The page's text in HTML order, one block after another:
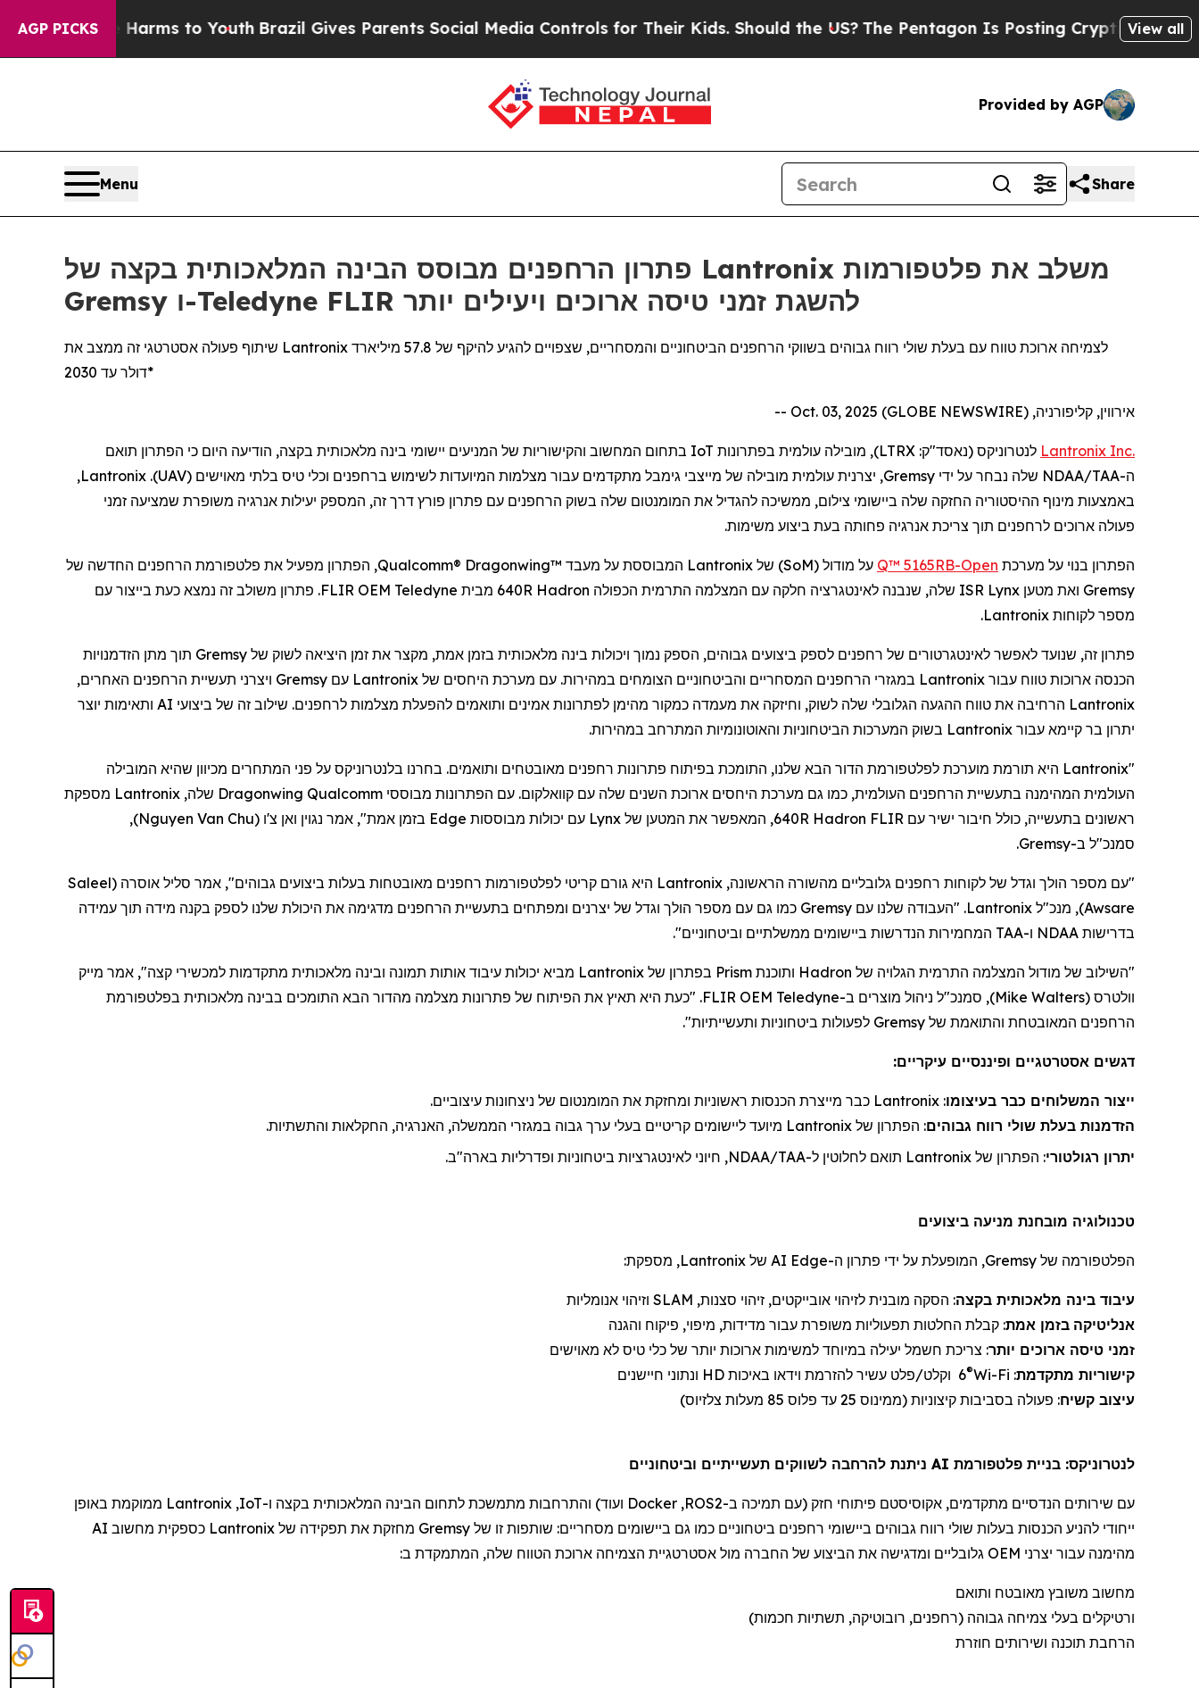
AGP PICKS
Harms to YouthBrazil Gives Parents Social Media Controls for Their Kids. Should the US?The Pentagon Is Posting Cryptic Biblical Messages
View all
Provided by AGP
Menu Share
פתרון הרחפנים מבוסס הבינה המלאכותית בקצה של Lantronix משלב את פלטפורמות
Gremsy ו-Teledyne FLIR להשגת זמני טיסה ארוכים ויעילים יותר
שיתוף פעולה אסטרטגי זה ממצב את Lantronix לצמיחה ארוכת טווח עם בעלת שולי רווח גבוהים בשווקי הרחפנים הביטחוניים והמסחריים, שצפויים להגיע להיקף של 57.8 מיליארד
דולר עד 2030*
אירווין, קליפורניה, Oct. 03, 2025 (GLOBE NEWSWIRE) --
Lantronix Inc. לנטרוניקס (נאסד"ק: LTRX), מובילה עולמית בפתרונות IoT בתחום המחשוב והקישוריות של המניעים יישומי בינה מלאכותית בקצה, הודיעה היום כי הפתרון תואם
ה-
NDAA/TAA שלה נבחר על ידי Gremsy, יצרנית עולמית מובילה של מייצבי גימבל מתקדמים עבור מצלמות המיועדות לשימוש ברחפנים וכלי טיס בלתי מאוישים (UAV
).
Lantronix
,
באמצעות מינוף ההיסטוריה החזקה שלה ביישומי צילום, ממשיכה להגדיל את המומנטום שלה בשוק הרחפנים עם פתרון פורץ דרך זה, המספק יעילות אנרגיה משופרת שמציעה זמני
פעולה ארוכים לרחפנים תוך צריכת אנרגיה פחותה בעת ביצוע משימות.
הפתרון בנוי על מערכת Open
-Q™ 5165RB על מודול (SoM) של Lantronix המבוססת על מעבד Qualcomm® Dragonwing™, הפתרון מפעיל את פלטפורמת הרחפנים החדשה של
Gremsy ואת מטען Lynx
Hadron
Teledyne
FLIR OEM. פתרון משולב זה נמצא כעת בייצור עם
מספר לקוחות Lantronix
.
פתרון זה, שנועד לאפשר לאינטגרטורים של רחפנים לספק ביצועים גבוהים, הספק נמוך ויכולות בינה מלאכותית בזמן אמת, מקצר את זמן היציאה לשוק של Gremsy תוך מתן הזדמנויות
הכנסה ארוכות טווח עבור Lantronix במגזרי הרחפנים המסחריים והביטחוניים הצומחים במהירות. עם מערכת היחסים של Lantronix עם Gremsy ויצרני תעשיית הרחפנים האחרים,
Lantronix הרחיבה את טווח ההגעה הגלובלי שלה לשוק, וחיזקה את מעמדה כמקור מהימן לפתרונות אמינים ותואמים להפעלת מצלמות לרחפנים
. שילוב זה של ביצועי AI ותאימות יוצר
יתרון בר קיימא עבור Lantronix בשוק המערכות הביטחוניות והאוטונומיות המתרחב במהירות.
"
Lantronix היא תורמת מוערכת לפלטפורמת הדור הבא שלנו, התומכת בפיתוח פתרונות רחפנים מאובטחים ותואמים. בחרנו בלנטרוניקס על פני המתחרים מכיוון שהיא המובילה
העולמית המהימנה בתעשיית הרחפנים העולמית, כמו גם מערכת היחסים ארוכת השנים שלה עם קוואלקום. עם הפתרונות מבוססי Qualcomm
Dragonwing שלה, Lantronix מספקת
ראשונים בתעשייה, כולל חיבור ישיר עם FLIR
Hadron
Lynx עם יכולות מבוססות Edge בזמן אמת", אמר נגוין ואן צ'ו (
Nguyen Van Chu
)
,
סמנכ"ל ב-Gremsy
.
"עם מספר הולך וגדל של לקוחות רחפנים גלובליים מהשורה הראשונה, Lantronix היא גורם קריטי לפלטפורמות רחפנים מאובטחות בעלות ביצועים גבוהים", אמר סליל אוסרה (
Saleel
Awsare
), מנכ"ל Lantronix. "העבודה שלנו עם Gremsy כמו גם עם מספר הולך וגדל של יצרנים ומפתחים בתעשיית הרחפנים מדגימה את היכולת שלנו לספק בקנה מידה תוך עמידה
בדרישות NDAA ו-TAA המחמירות הנדרשות ביישומים ממשלתיים וביטחוניים".
"השילוב של מודול המצלמה התרמית הגלויה של Hadron ותוכנת Prism בפתרון של Lantronix מביא יכולות עיבוד אותות תמונה ובינה מלאכותית מתקדמות למכשירי קצה", אמר מייק
וולטרס (
Mike Walters
), סמנכ"ל ניהול מוצרים ב-Teledyne
הרחפנים המאובטחת והתואמת של Gremsy לפעולות ביטחוניות ותעשייתיות".
דגשים אסטרטגיים ופיננסיים עיקריים:
ייצור המשלוחים כבר בעיצומו:
Lantronix כבר מייצרת הכנסות ראשוניות ומחזקת את המומנטום של ניצחונות עיצוביים.
הזדמנות בעלת שולי רווח גבוהים: הפתרון של Lantronix מיועד ליישומים קריטיים בעלי ערך גבוה במגזרי הממשלה, האנרגיה, החקלאות והתשתיות.
יתרון רגולטורי: הפתרון של Lantronix תואם לחלוטין ל-NDAA/TAA, חיוני לאינטגרציות ביטחוניות ופדרליות בארה"ב.
טכנולוגיה מובחנת מניעה ביצועים
הפלטפורמה של Gremsy, המופעלת על ידי פתרון ה-Edge
Lantronix, מספקת:
עיבוד בינה מלאכותית בקצה: הסקה מובנית לזיהוי אובייקטים, זיהוי סצנות, SLAM וזיהוי אנומליות
אנליטיקה בזמן אמת: קבלת החלטות תפעוליות משופרת עבור מדידות, מיפוי, פיקוח והגנה
זמני טיסה ארוכים יותר: צריכת חשמל יעילה במיוחד למשימות ארוכות יותר של כלי טיס לא מאוישים
קישוריות מתקדמת:
Wi-Fi
®
6 וקלט/פלט עשיר להזרמת וידאו באיכות HD ונתוני חיישנים
עיצוב קשיח: פעולה בסביבות קיצוניות (ממינוס 25 עד פלוס 85 מעלות צלזיוס)
לנטרוניקס: בניית פלטפורמת AI ניתנת להרחבה לשווקים תעשייתיים וביטחוניים
עם שירותים הנדסיים מתקדמים, אקוסיסטם פיתוחי חזק (עם תמיכה ב-ROS2
,
Docker ועוד) והתרחבות מתמשכת לתחום הבינה המלאכותית בקצה ו-IoT
,
Lantronix ממוקמת באופן
ייחודי להניע הכנסות בעלות שולי רווח גבוהים ביישומי רחפנים ביטחוניים כמו גם ביישומים מסחריים: שותפות זו של Gremsy מחזקת את תפקידה של Lantronix
כספקית מחשוב AI
מהימנה עבור יצרני OEM גלובליים ומדגישה את הביצוע של החברה מול אסטרטגיית הצמיחה ארוכת הטווח שלה, המתמקדת ב:
מחשוב משובץ מאובטח ותואם
ורטיקלים בעלי צמיחה גבוהה (רחפנים, רובוטיקה, תשתיות חכמות)
הרחבת תוכנה ושירותים חוזרת